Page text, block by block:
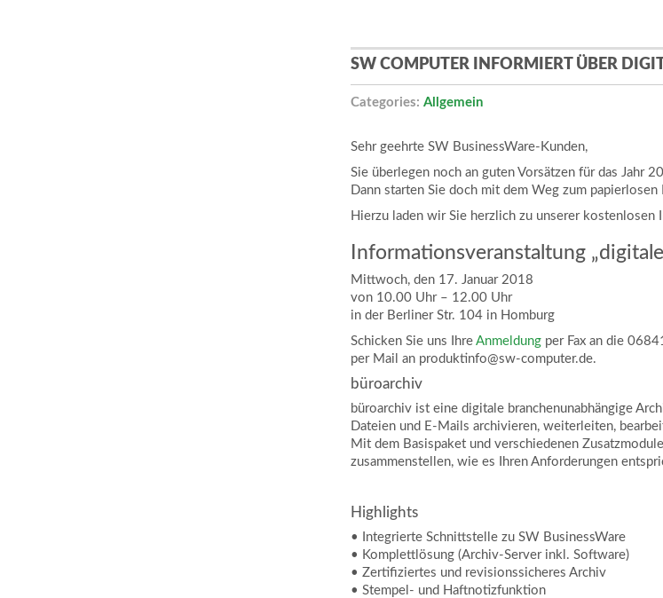
SW COMPUTER INFORMIERT ÜBER
Categories: Allgemein
Sehr geehrte SW BusinessWare-Kunden,
Sie überlegen noch an guten Vorsätzen für das Jahr
Dann starten Sie doch mit dem Weg zum
Hierzu laden wir Sie herzlich zu unserer
Informationsveranstaltung
Mittwoch, den 17. Januar 2018
von 10.00 Uhr – 12.00 Uhr
in der Berliner Str. 104 in Homburg
Schicken Sie uns Ihre Anmeldungper Fax an die
per Mail an produktinfo@sw-computer.de.
büroarchiv
büroarchiv ist eine digitale branchenunabhängige
Dateien und E-Mails archivieren, weiterleiten,
Mit dem Basispaket und verschiedenen
zusammenstellen, wie es Ihren Anforderungen
Highlights
• Integrierte Schnittstelle zu SW BusinessWare
• Komplettlösung (Archiv-Server inkl. Software)
• Zertifiziertes und revisionssicheres Archiv
• Stempel- und Haftnotizfunktion